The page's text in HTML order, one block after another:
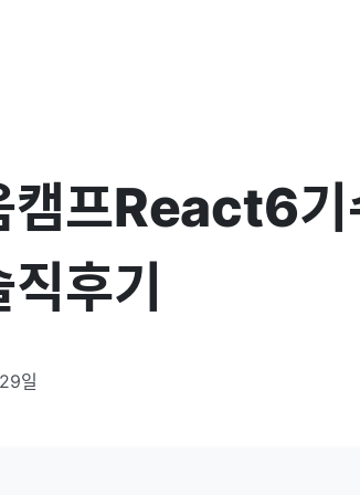
캠프React6기
후기
일